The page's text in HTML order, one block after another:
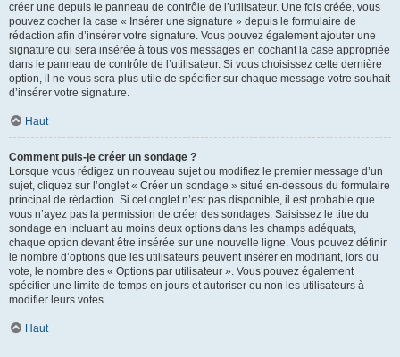
créer une depuis le panneau de contrôle de l’utilisateur. Une fois créée, vous
pouvez cocher la case « Insérer une signature » depuis le formulaire de
rédaction afin d’insérer votre signature. Vous pouvez également ajouter une
signature qui sera insérée à tous vos messages en cochant la case appropriée
dans le panneau de contrôle de l’utilisateur. Si vous choisissez cette dernière
option, il ne vous sera plus utile de spécifier sur chaque message votre souhait
d’insérer votre signature.
Haut
Comment puis-je créer un sondage ?
Lorsque vous rédigez un nouveau sujet ou modifiez le premier message d’un
sujet, cliquez sur l’onglet « Créer un sondage » situé en-dessous du formulaire
principal de rédaction. Si cet onglet n’est pas disponible, il est probable que
vous n’ayez pas la permission de créer des sondages. Saisissez le titre du
sondage en incluant au moins deux options dans les champs adéquats,
chaque option devant être insérée sur une nouvelle ligne. Vous pouvez définir
le nombre d’options que les utilisateurs peuvent insérer en modifiant, lors du
vote, le nombre des « Options par utilisateur ». Vous pouvez également
spécifier une limite de temps en jours et autoriser ou non les utilisateurs à
modifier leurs votes.
Haut